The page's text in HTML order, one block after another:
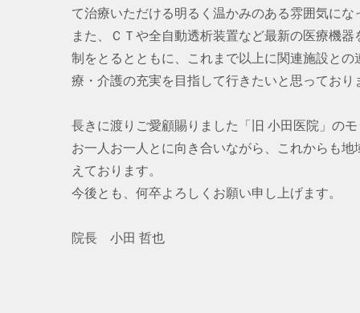
て治療いただける明るく温かみのある雰囲気にな
また、ＣＴや全自動透析装置など最新の医療機
制をとるとともに、これまで以上に関連施設と
療・介護の充実を目指して行きたいと思っており
長きに渡りご愛顧賜りました「旧 小田医院」の
お一人お一人とに向き合いながら、これからも
えております。
今後とも、何卒よろしくお願い申し上げます。
院長 小田 哲也